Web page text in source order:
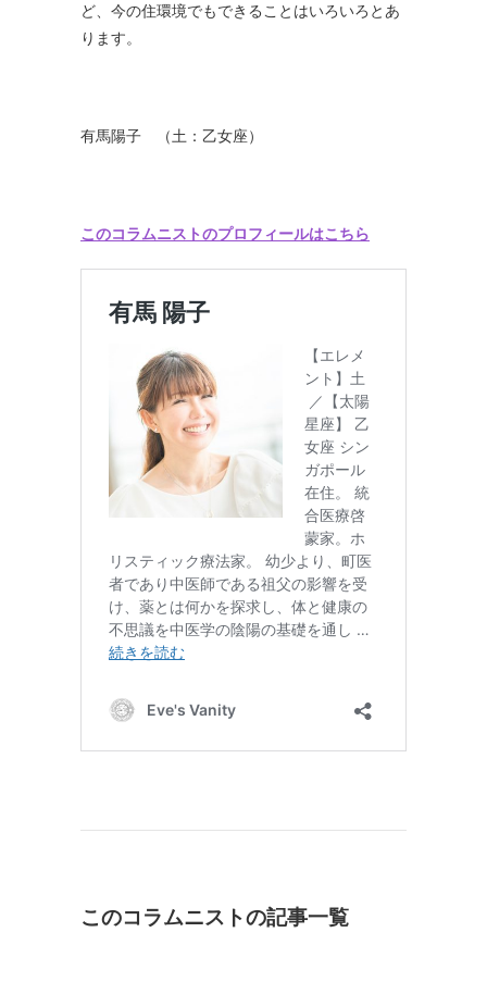
ど、今の住環境でもできることはいろいろとあ
ります。
有馬陽子 （土：乙女座）
このコラムニストのプロフィールはこちら
このコラムニストの記事一覧